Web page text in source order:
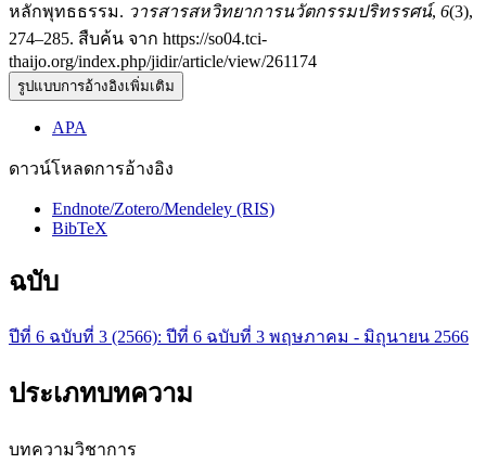
หลักพุทธธรรม. วารสารสหวิทยาการนวัตกรรมปริทรรศน์, 6(3),
274–285. สืบค้น จาก https://so04.tci-
thaijo.org/index.php/jidir/article/view/261174
รูปแบบการอ้างอิงเพิ่มเติม
APA
ดาวน์โหลดการอ้างอิง
Endnote/Zotero/Mendeley (RIS)
BibTeX
ฉบับ
ปีที่ 6 ฉบับที่ 3 (2566): ปีที่ 6 ฉบับที่ 3 พฤษภาคม - มิถุนายน 2566
ประเภทบทความ
บทความวิชาการ